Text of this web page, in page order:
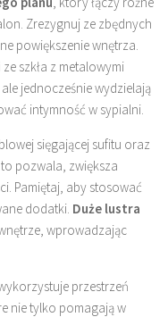
Zrezygnuj ze zbędnych
powiększenie wnętrza.
ze szkła z metalowymi
jednocześnie wydzielają
intymność w sypialni.
sięgającej sufitu oraz
pozwala, zwiększa
Pamiętaj, aby stosować
dodatki. Duże lustra
wprowadzając
przestrzeń
nie tylko pomagają w